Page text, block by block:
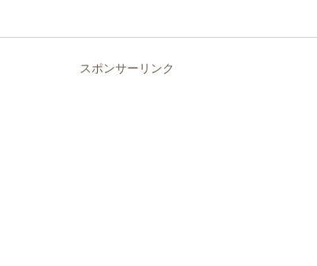
スポンサーリンク